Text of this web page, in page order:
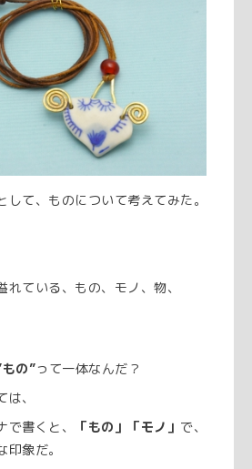
して、ものについて考えてみた。
れている、もの、モノ、物、
もの”って一体なんだ？
、
書くと、
「もの」「モノ」 で、
象だ。